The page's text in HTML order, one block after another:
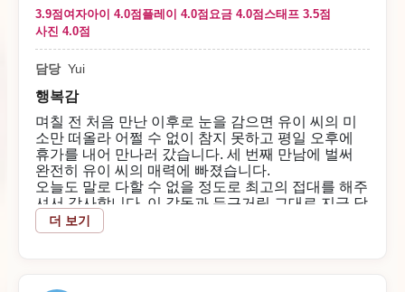
매장 답변
kamikami01 님
저희 가게를 이용해 주셔서 감사합니다m(__)m
또한 다시 방문해 주시기를 스태프 일동 진심으로 기다
리고 있겠습니다.
3.9점 여자아이 4.0점 플레이 4.0점 요금 4.0점 스태프 3.5점
사진 4.0점
담당 Yui
행복감
며칠 전 처음 만난 이후로 눈을 감으면 유이 씨의 미
소만 떠올라 어쩔 수 없이 참지 못하고 평일 오후에
휴가를 내어 만나러 갔습니다. 세 번째 만남에 벌써
완전히 유이 씨의 매력에 빠졌습니다.
​오늘도 말로 다할 수 없을 정도로 최고의 접대를 해주
셔서 감사합니다. 이 감동과 두근거림 그대로 지금 당
장이라도 감사 인사를 전하고 싶어 글을 씁니다.
​온몸으로 다가와 준 유이 씨의 깊은 호스피탈리티는
더 보기